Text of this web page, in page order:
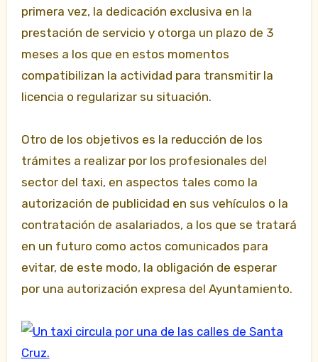
primera vez, la dedicación exclusiva en la
prestación de servicio y otorga un plazo de 3
meses a los que en estos momentos
compatibilizan la actividad para transmitir la
licencia o regularizar su situación.
Otro de los objetivos es la reducción de los
trámites a realizar por los profesionales del
sector del taxi, en aspectos tales como la
autorización de publicidad en sus vehículos o la
contratación de asalariados, a los que se tratará
en un futuro como actos comunicados para
evitar, de este modo, la obligación de esperar
por una autorización expresa del Ayuntamiento.